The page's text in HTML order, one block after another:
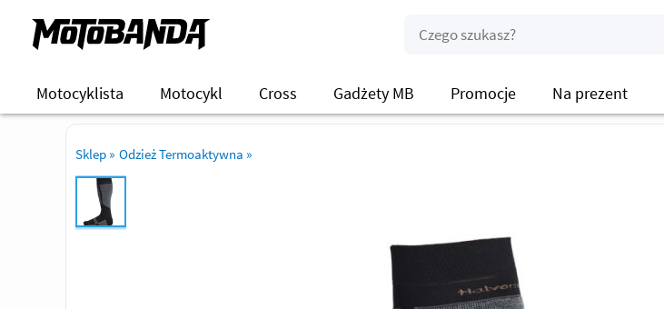
Motocyklista Motocykl Cross Gadżety MB Promocje Na prezent
Sklep » Odzież Termoaktywna »